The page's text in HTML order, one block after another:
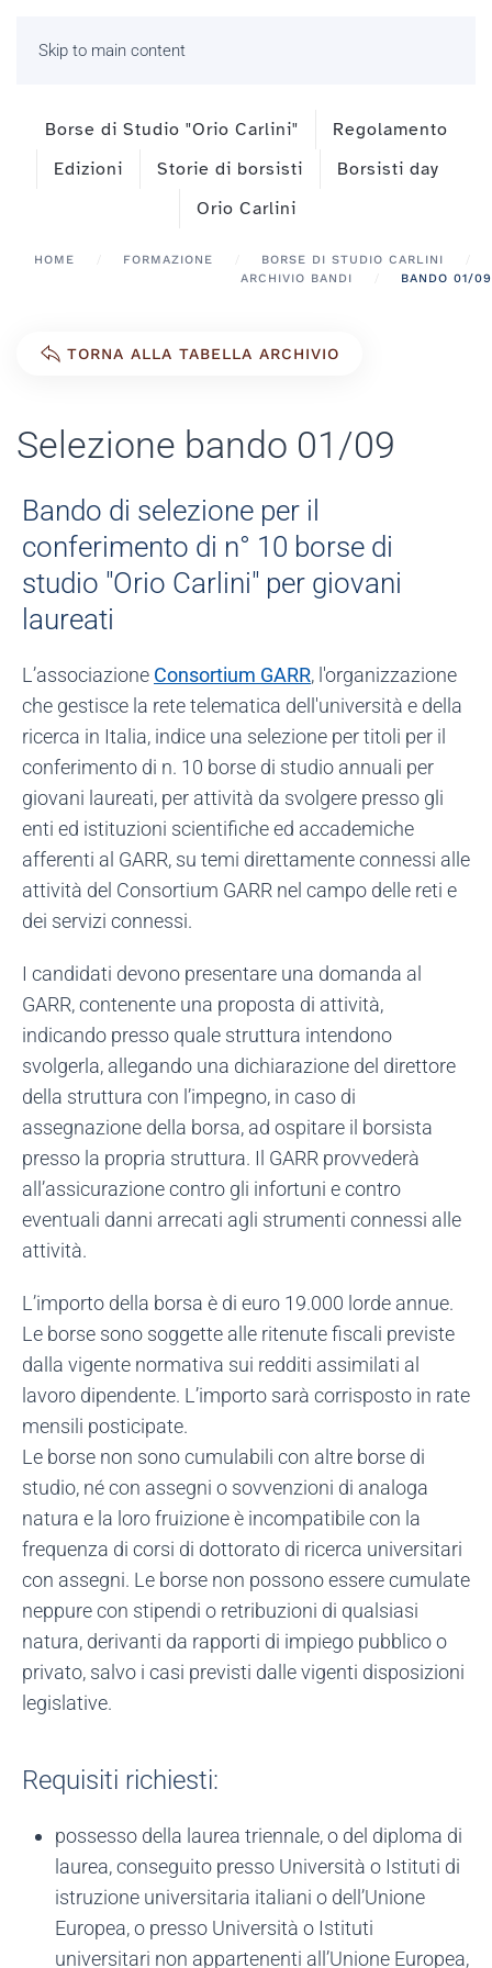
Skip to main content
Borse di Studio "Orio Carlini"
Regolamento
Edizioni
Storie di borsisti
Borsisti day
Orio Carlini
HOME FORMAZIONE
BORSE DI STUDIO CARLINI
ARCHIVIO BANDI
BANDO 01/09
TORNA ALLA TABELLA ARCHIVIO
Selezione bando 01/09
Bando di selezione per il
conferimento di n° 10 borse di
studio "Orio Carlini" per giovani
laureati
L’associazione Consortium GARR, l'organizzazione
che gestisce la rete telematica dell'università e della
ricerca in Italia, indice una selezione per titoli per il
conferimento di n. 10 borse di studio annuali per
giovani laureati, per attività da svolgere presso gli
enti ed istituzioni scientifiche ed accademiche
afferenti al GARR, su temi direttamente connessi alle
attività del Consortium GARR nel campo delle reti e
dei servizi connessi.
I candidati devono presentare una domanda al
GARR, contenente una proposta di attività,
indicando presso quale struttura intendono
svolgerla, allegando una dichiarazione del direttore
della struttura con l’impegno, in caso di
assegnazione della borsa, ad ospitare il borsista
presso la propria struttura. Il GARR provvederà
all’assicurazione contro gli infortuni e contro
eventuali danni arrecati agli strumenti connessi alle
attività.
L’importo della borsa è di euro 19.000 lorde annue.
Le borse sono soggette alle ritenute fiscali previste
dalla vigente normativa sui redditi assimilati al
lavoro dipendente. L’importo sarà corrisposto in rate
mensili posticipate.
Le borse non sono cumulabili con altre borse di
studio, né con assegni o sovvenzioni di analoga
natura e la loro fruizione è incompatibile con la
frequenza di corsi di dottorato di ricerca universitari
con assegni. Le borse non possono essere cumulate
neppure con stipendi o retribuzioni di qualsiasi
natura, derivanti da rapporti di impiego pubblico o
privato, salvo i casi previsti dalle vigenti disposizioni
legislative.
Requisiti richiesti:
possesso della laurea triennale, o del diploma di
laurea, conseguito presso Università o Istituti di
istruzione universitaria italiani o dell’Unione
Europea, o presso Università o Istituti
universitari non appartenenti all’Unione Europea,